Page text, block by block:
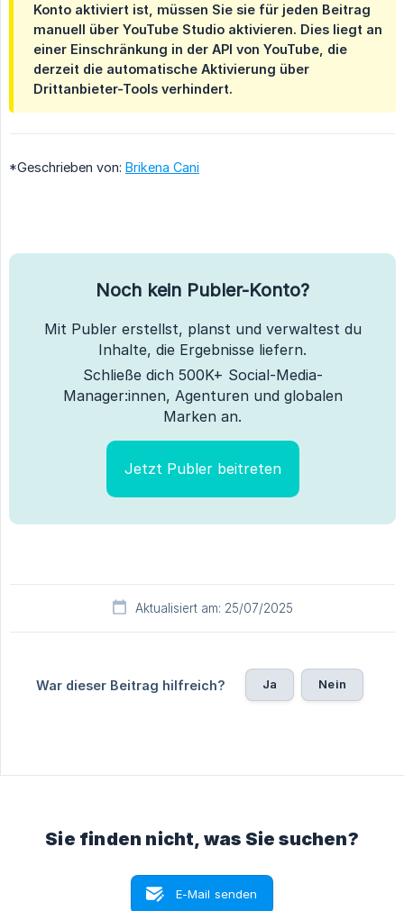
Konto aktiviert ist, müssen Sie sie für jeden Beitrag
manuell über YouTube Studio aktivieren. Dies liegt an
einer Einschränkung in der API von YouTube, die
derzeit die automatische Aktivierung über
Drittanbieter-Tools verhindert.
*Geschrieben von: Brikena Cani
Noch kein Publer-Konto?
Mit Publer erstellst, planst und verwaltest du
Inhalte, die Ergebnisse liefern.
Schließe dich 500K+ Social-Media-
Manager:innen, Agenturen und globalen
Marken an.
Jetzt Publer beitreten
Aktualisiert am: 25/07/2025
War dieser Beitrag hilfreich? Ja Nein
Sie finden nicht, was Sie suchen?
E-Mail senden